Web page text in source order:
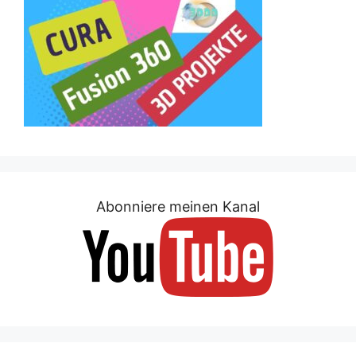
Abonniere meinen Kanal